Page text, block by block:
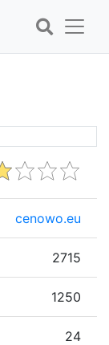
cenowo.eu
2715
1250
24